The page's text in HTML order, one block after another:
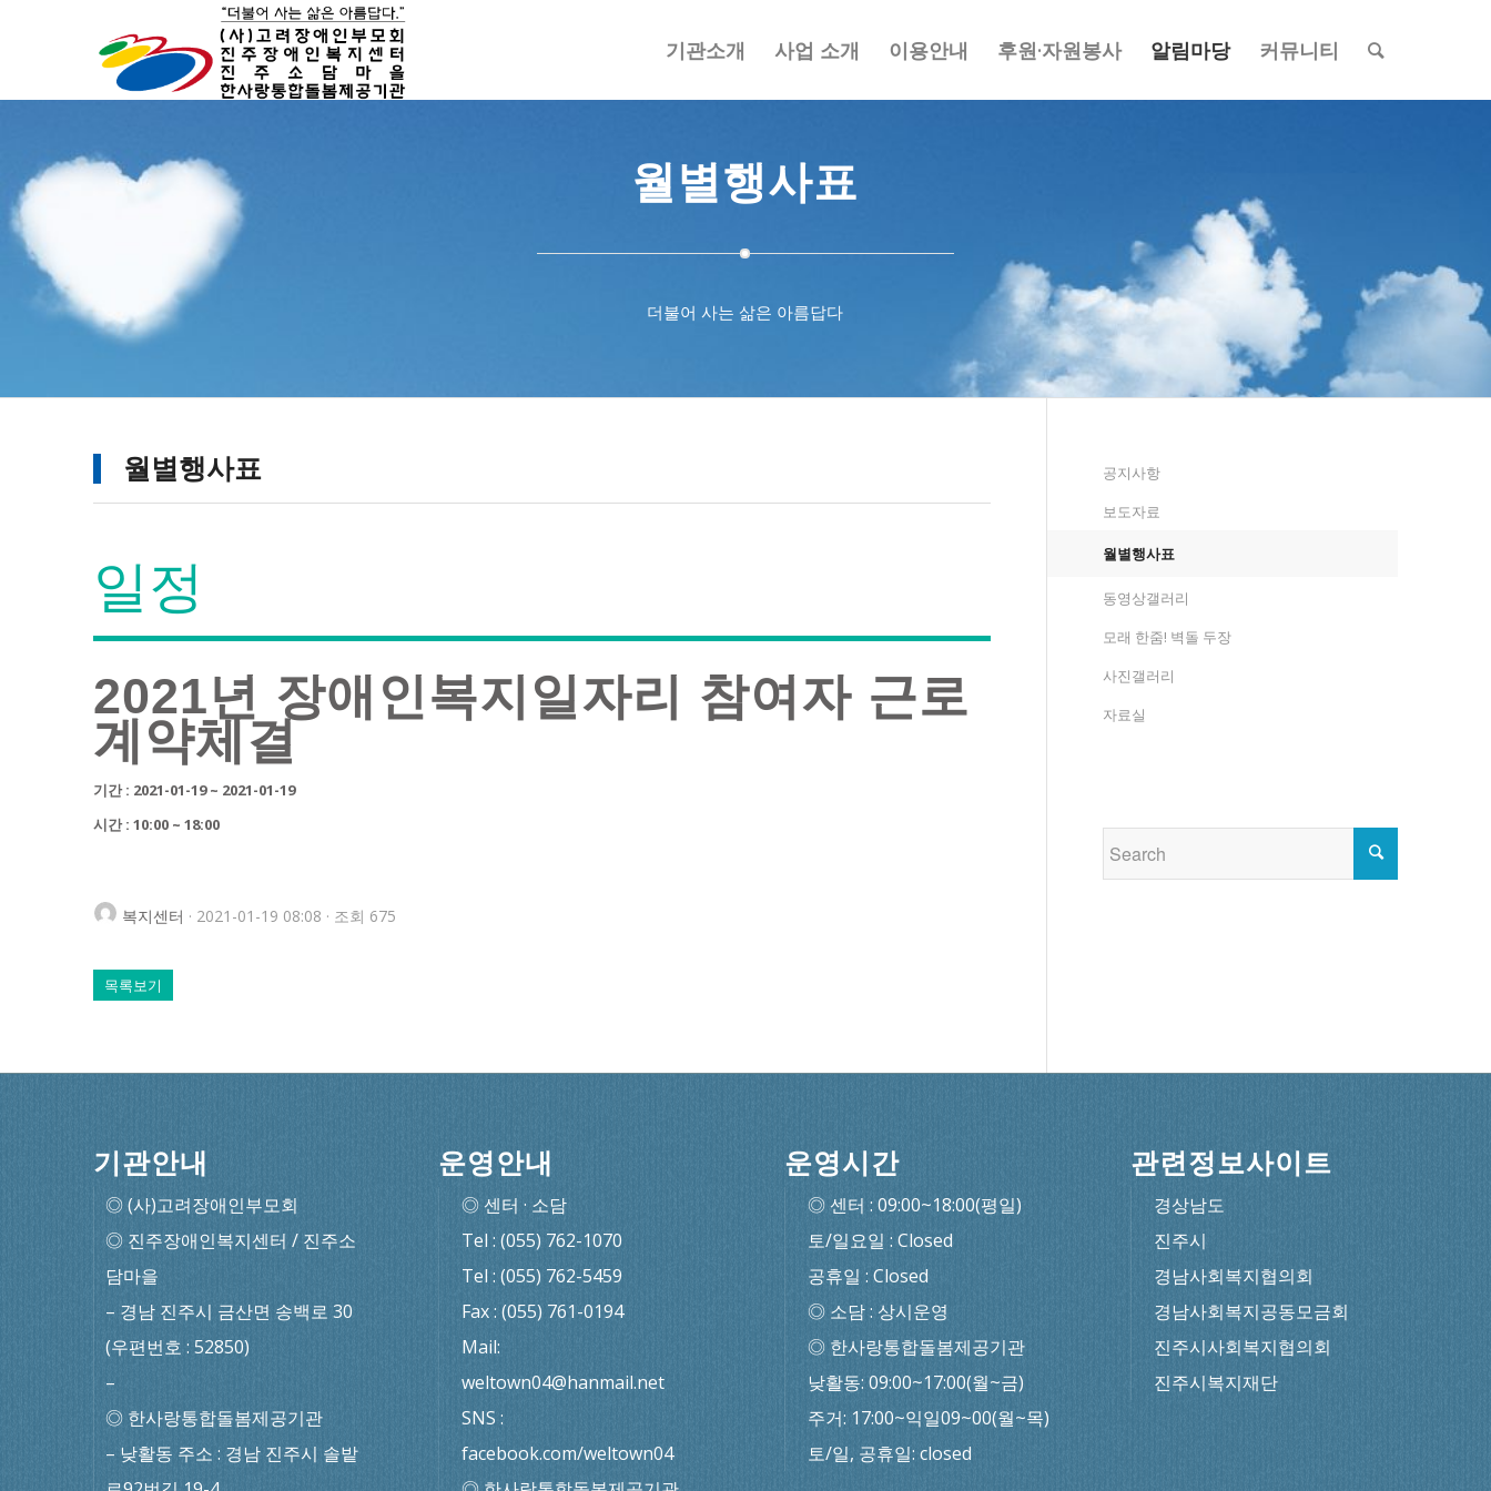
기관소개 사업 소개 이용안내 후원·자원봉사 알림마당 커뮤니티
월별행사표
더불어 사는 삶은 아름답다
월별행사표
일정
2021년 장애인복지일자리 참여자 근로
계약체결
기간 : 2021-01-19 ~ 2021-01-19
시간 : 10:00 ~ 18:00
복지센터 · 2021-01-19 08:08 · 조회 675
목록보기
공지사항
보도자료
월별행사표
동영상갤러리
모래 한줌! 벽돌 두장
사진갤러리
자료실
기관안내
◎ (사)고려장애인부모회
◎ 진주장애인복지센터 / 진주소
담마을
– 경남 진주시 금산면 송백로 30
(우편번호 : 52850)
–
◎ 한사랑통합돌봄제공기관
– 낮활동 주소 : 경남 진주시 솔밭
운영안내
◎ 센터 · 소담
Tel : (055) 762-1070
Tel : (055) 762-5459
Fax : (055) 761-0194
Mail:
weltown04@hanmail.net
SNS :
facebook.com/weltown04
운영시간
◎ 센터 : 09:00~18:00(평일)
토/일요일 : Closed
공휴일 : Closed
◎ 소담 : 상시운영
◎ 한사랑통합돌봄제공기관
낮활동: 09:00~17:00(월~금)
주거: 17:00~익일09~00(월~목)
토/일, 공휴일: closed
관련정보사이트
경상남도
진주시
경남사회복지협의회
경남사회복지공동모금회
진주시사회복지협의회
진주시복지재단